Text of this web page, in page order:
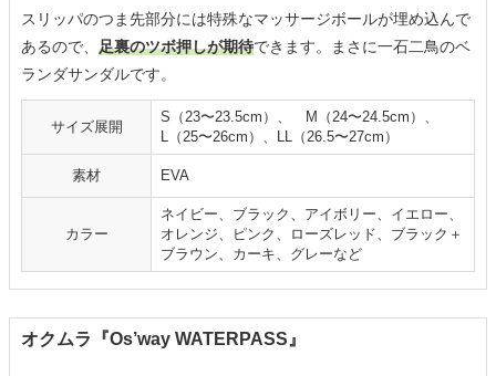
スリッパのつま先部分には特殊なマッサージボールが埋め込んで
あるので、 足裏のツボ押しが期待できます。まさに一石二鳥のベ
ランダサンダルです。
サイズ展開
S（23〜23.5cm）、 M（24〜24.5cm）、
L（25〜26cm）、LL（26.5〜27cm）
素材 EVA
カラー
ネイビー、ブラック、アイボリー、イエロー、
オレンジ、ピンク、ローズレッド、ブラック＋
ブラウン、カーキ、グレーなど
オクムラ『Os’way WATERPASS』